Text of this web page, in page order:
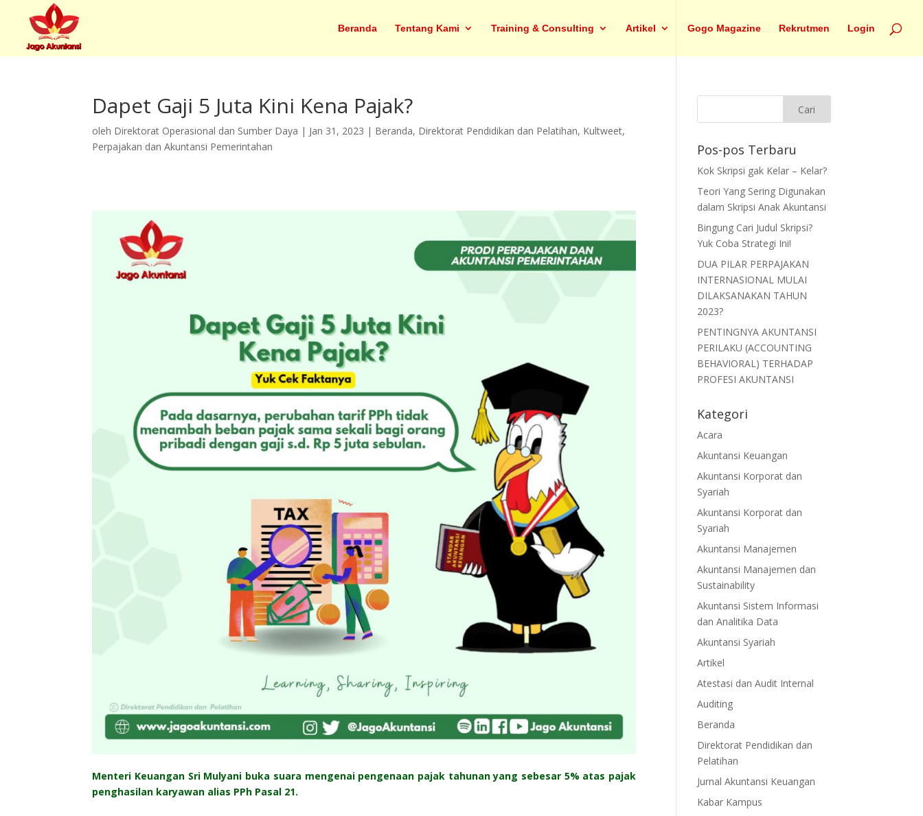
Beranda Tentang Kami Training & Consulting Artikel Gogo Magazine Rekrutmen Login
Dapet Gaji 5 Juta Kini Kena Pajak?
oleh Direktorat Operasional dan Sumber Daya | Jan 31, 2023 | Beranda, Direktorat Pendidikan dan Pelatihan, Kultweet,
Perpajakan dan Akuntansi Pemerintahan
Menteri Keuangan Sri Mulyani buka suara mengenai pengenaan pajak tahunan yang sebesar 5% atas pajak
penghasilan karyawan alias PPh Pasal 21.
Pos-pos Terbaru
Kok Skripsi gak Kelar – Kelar?
Teori Yang Sering Digunakan
dalam Skripsi Anak Akuntansi
Bingung Cari Judul Skripsi?
Yuk Coba Strategi Ini!
DUA PILAR PERPAJAKAN
INTERNASIONAL MULAI
DILAKSANAKAN TAHUN
2023?
PENTINGNYA AKUNTANSI
PERILAKU (ACCOUNTING
BEHAVIORAL) TERHADAP
PROFESI AKUNTANSI
Kategori
Acara
Akuntansi Keuangan
Akuntansi Korporat dan
Syariah
Akuntansi Korporat dan
Syariah
Akuntansi Manajemen
Akuntansi Manajemen dan
Sustainability
Akuntansi Sistem Informasi
dan Analitika Data
Akuntansi Syariah
Artikel
Atestasi dan Audit Internal
Auditing
Beranda
Direktorat Pendidikan dan
Pelatihan
Jurnal Akuntansi Keuangan
Kabar Kampus